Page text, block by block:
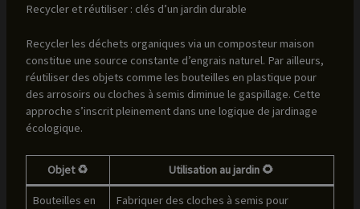
Recycler et réutiliser : clés d’un jardin durable
Recycler les déchets organiques via un composteur maison
constitue une source constante d’engrais naturel. Par ailleurs,
réutiliser des objets comme les bouteilles en plastique pour
des arrosoirs ou cloches à semis diminue le gaspillage. Cette
approche s’inscrit pleinement dans une logique de jardinage
écologique.
Objet ♻️ Utilisation au jardin 🌻
Bouteilles en
Fabriquer des cloches à semis pour